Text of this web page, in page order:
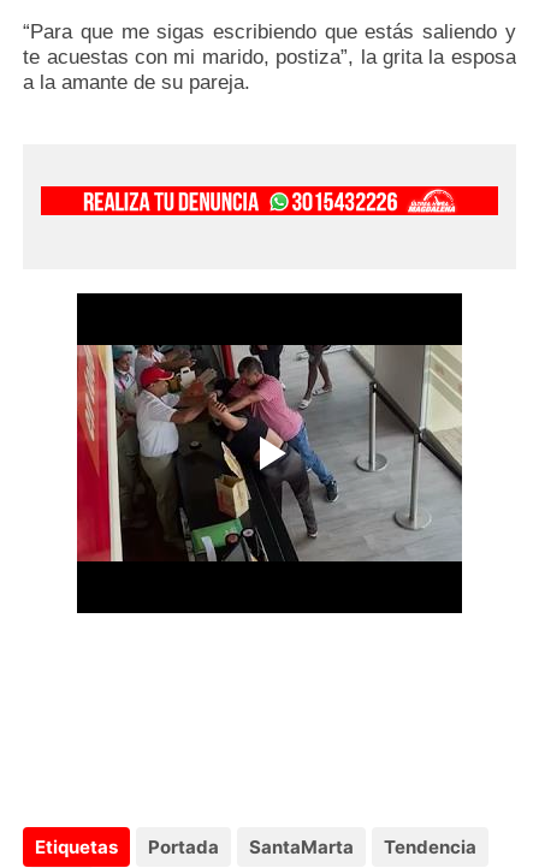
“Para que me sigas escribiendo que estás saliendo y
te acuestas con mi marido, postiza”, la grita la esposa
a la amante de su pareja.
Etiquetas Portada SantaMarta
Tendencia